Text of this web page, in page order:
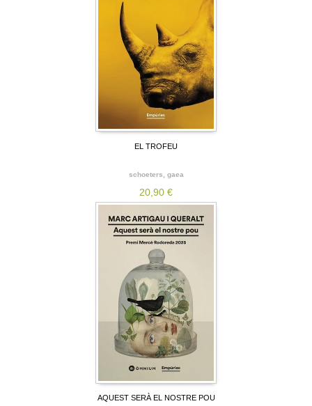
EL TROFEU
schoeters, gaea
20,90 €
AQUEST SERÀ EL NOSTRE POU